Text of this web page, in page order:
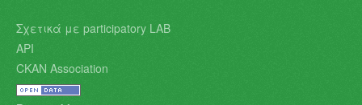
Σχετικά με participatory LAB
API
CKAN Association